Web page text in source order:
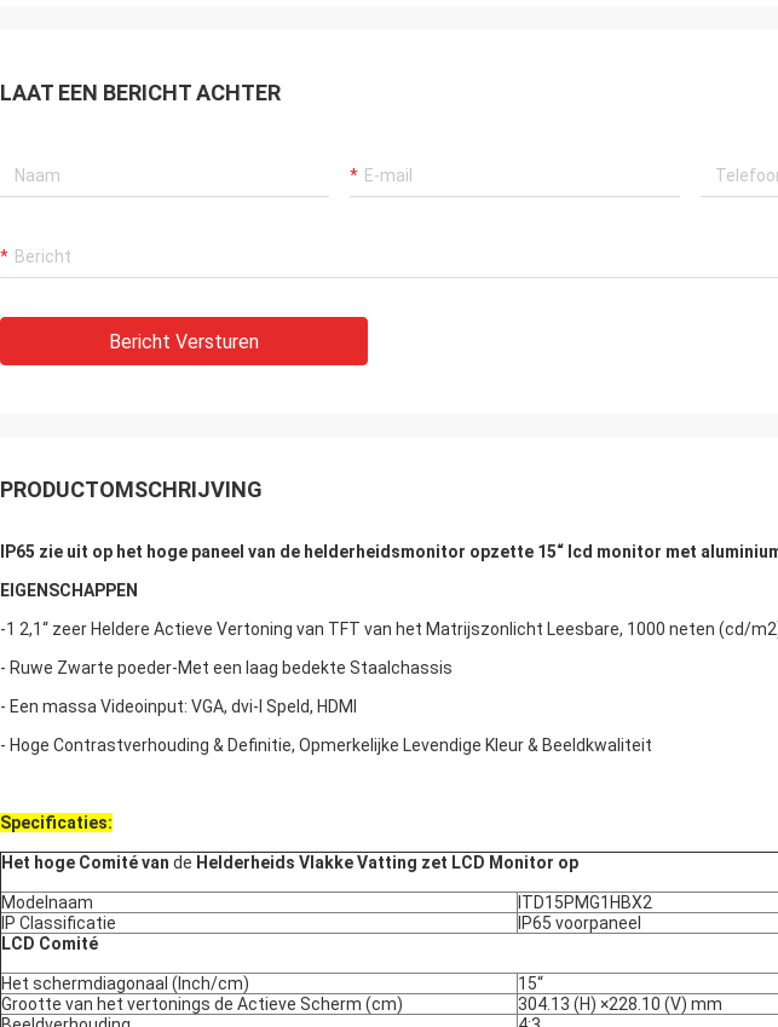
LAAT EEN BERICHT ACHTER
Bericht Versturen
PRODUCTOMSCHRIJVING
IP65 zie uit op het hoge paneel van de helderheidsmonitor opzette 15“ lcd monitor met
EIGENSCHAPPEN
-1 2,1“ zeer Heldere Actieve Vertoning van TFT van het Matrijszonlicht Leesbare, 1000 neten (cd/
- Ruwe Zwarte poeder-Met een laag bedekte Staalchassis
- Een massa Videoinput: VGA, dvi-I Speld, HDMI
- Hoge Contrastverhouding & Definitie, Opmerkelijke Levendige Kleur & Beeldkwaliteit
Specificaties:
Het hoge Comité van de Helderheids Vlakke Vatting zet LCD Monitor op
Modelnaam
ITD15PMG1HBX2
IP Classificatie
IP65 voorpaneel
LCD Comité
Het schermdiagonaal (Inch/cm)
15“
Grootte van het vertonings de Actieve Scherm (cm)
304.13 (H) ×228.10 (V) mm